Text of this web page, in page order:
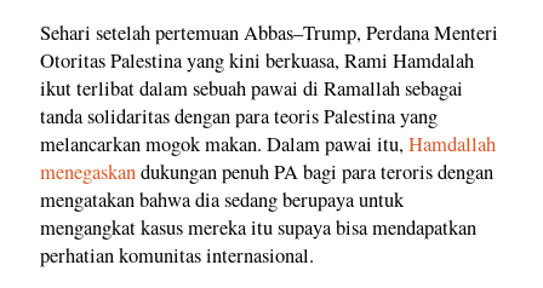
Sehari setelah pertemuan Abbas–Trump, Perdana Menteri
Otoritas Palestina yang kini berkuasa, Rami Hamdalah
ikut terlibat dalam sebuah pawai di Ramallah sebagai
tanda solidaritas dengan para teoris Palestina yang
melancarkan mogok makan. Dalam pawai itu,Hamdallah
menegaskandukungan penuh PA bagi para teroris dengan
mengatakan bahwa dia sedang berupaya untuk
mengangkat kasus mereka itu supaya bisa mendapatkan
perhatian komunitas internasional.